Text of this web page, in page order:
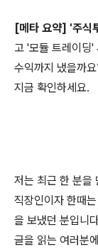
[메타 요약] '주식
고 '모듈 트레이딩'
수익까지 냈을까
지금 확인하세요.
저는 최근 한 분을
직장인이자 한때
을 보냈던 분입니
글을 읽는 여러분